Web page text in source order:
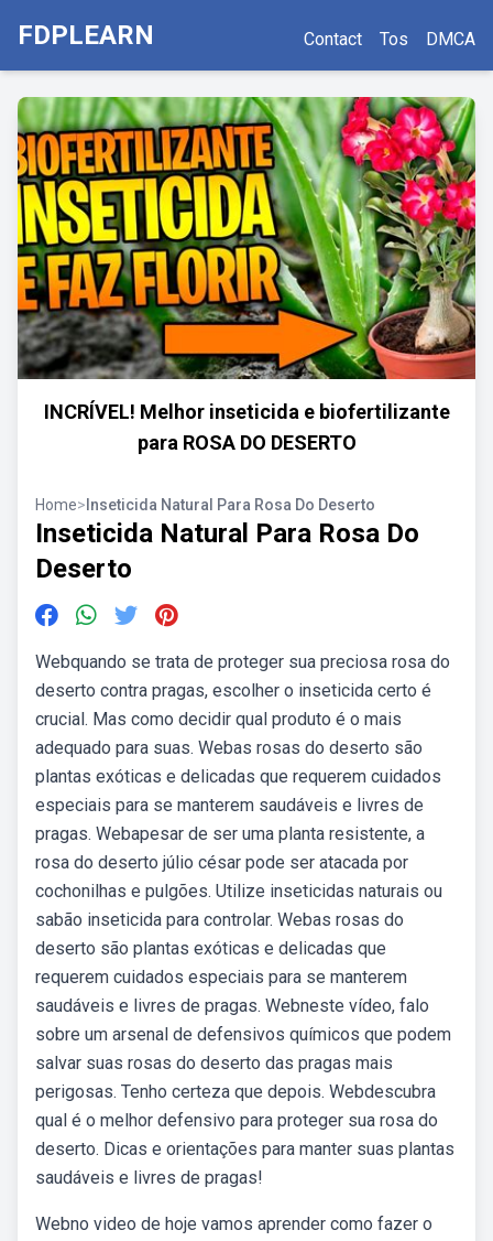
FDPLEARN Contact Tos DMCA
INCRÍVEL! Melhor inseticida e biofertilizante
para ROSA DO DESERTO
Home> Inseticida Natural Para Rosa Do Deserto
Inseticida Natural Para Rosa Do
Deserto
Webquando se trata de proteger sua preciosa rosa do
deserto contra pragas, escolher o inseticida certo é
crucial. Mas como decidir qual produto é o mais
adequado para suas. Webas rosas do deserto são
plantas exóticas e delicadas que requerem cuidados
especiais para se manterem saudáveis e livres de
pragas. Webapesar de ser uma planta resistente, a
rosa do deserto júlio césar pode ser atacada por
cochonilhas e pulgões. Utilize inseticidas naturais ou
sabão inseticida para controlar. Webas rosas do
deserto são plantas exóticas e delicadas que
requerem cuidados especiais para se manterem
saudáveis e livres de pragas. Webneste vídeo, falo
sobre um arsenal de defensivos químicos que podem
salvar suas rosas do deserto das pragas mais
perigosas. Tenho certeza que depois. Webdescubra
qual é o melhor defensivo para proteger sua rosa do
deserto. Dicas e orientações para manter suas plantas
saudáveis e livres de pragas!
Webno video de hoje vamos aprender como fazer o